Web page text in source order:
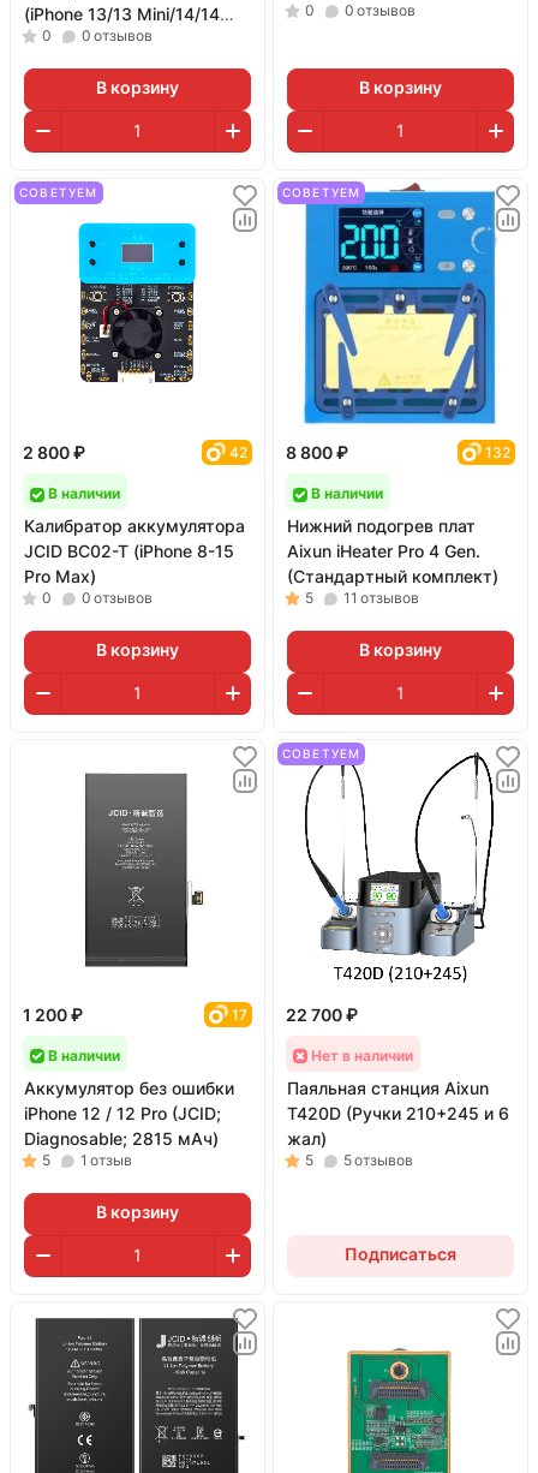
(iPhone 13/13 Mini/14/14
Plus/15/15 Plus)
0 0 отзывов
В корзину
0 0 отзывов
В корзину
СОВЕТУЕМ
2 800 ₽ 42
В наличии
Калибратор аккумулятора
JCID BC02-T (iPhone 8-15
Pro Max)
0 0 отзывов
В корзину
СОВЕТУЕМ
8 800 ₽ 132
В наличии
Нижний подогрев плат
Aixun iHeater Pro 4 Gen.
(Стандартный комплект)
5 11 отзывов
В корзину
1 200 ₽ 17
В наличии
Аккумулятор без ошибки
iPhone 12 / 12 Pro (JCID;
Diagnosable; 2815 мАч)
5 1 отзыв
В корзину
СОВЕТУЕМ
22 700 ₽
Нет в наличии
Паяльная станция Aixun
T420D (Ручки 210+245 и 6
жал)
5 5отзывов
Подписаться